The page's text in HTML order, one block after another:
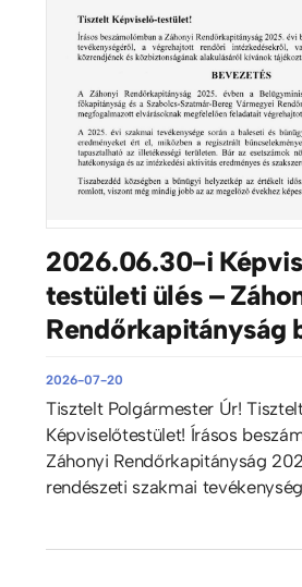
2026.06.30-i
testületi ülés –
Rendőrkapitányság
2026-07-20
Tisztelt Polgármester Úr!
Képviselőtestület! Írásos
Záhonyi Rendőrkapitányság
rendészeti szakmai